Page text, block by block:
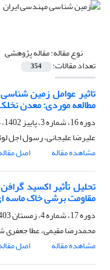
نوع مقاله:مقاله پژوهشی
تعداد مقالات: 354
تاثیر عوامل زمین
مطالعه موردی: معدن
دوره 16، شماره 3، پاییز 1402، صفحه
علیرضا علیجانی، رسول اجل
مشاهده مقاله
اصل
تحلیل تأثیر اکسید
مقاومت برشی خاک ماسه
دوره 17، شماره 4، زمستان 1403، صفحه
محمدرضا مقیمی، عطا جعفری
مشاهده مقاله
اصل